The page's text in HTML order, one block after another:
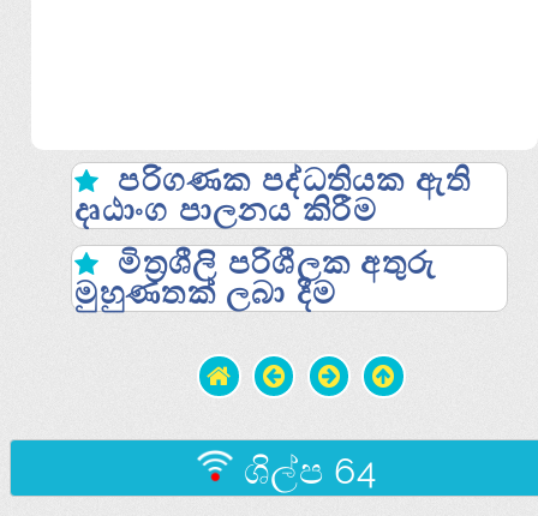
පරිගණක පද්ධතියක ඇති
දෘඨාංග පාලනය කිරීම
මිත්‍රශීලි පරිශීලක අතුරු
මුහුණතක් ලබා දීම
ශිල්ප 64